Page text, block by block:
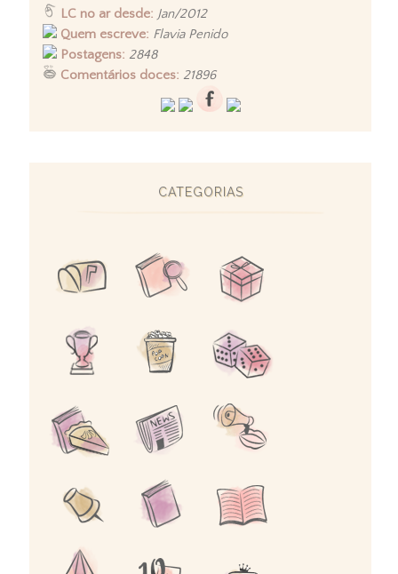
LC no ar desde: Jan/2012
Quem escreve: Flavia Penido
Postagens: 2848
Comentários doces: 21896
CATEGORIAS